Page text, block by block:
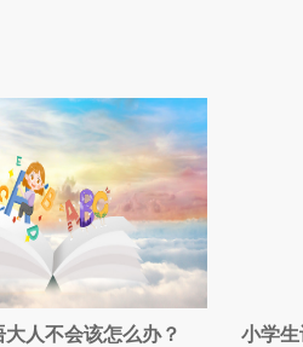
人不会该怎么办？